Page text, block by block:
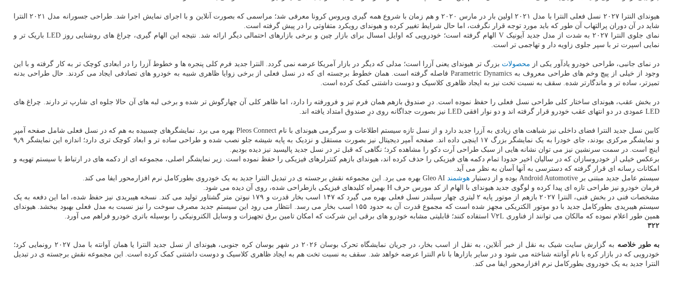
هیوندای النترا ۲۰۲۷ نسل فعلی النترا با مدل ۲۰۲۱ اولین بار در مارس ۲۰۲۰ و هم زمان با شروع همه گیری ویروس کرونا معرفی شد؛ مراسمی که بصورت آنلاین و با اجرای نمایش اجرا شد. طراحی جسورانه مدل ۲۰۲۱ النترا
شاید در آن دوران پرالتهاب آن طور که باید مورد توجه قرار نگرفت، اما حال شرایط تغییر کرده و هیوندای رویکرد متفاوتی را در پیش گرفته است.
نمای جلوی النترا ۲۰۲۷ به شدت از مدل جدید آیونیک V الهام گرفته است؛ خودرویی که اوایل امسال برای بازار چین و برخی بازارهای احتمالی دیگر ارائه شد. نتیجه این الهام گیری، چراغ های روشنایی روز LED باریک تر و
نمایی اسپرت تر با سپر جلوی زاویه دار و تهاجمی تر است.
در نمای جانبی، طراحی خودرو یادآور یکی از محصولات بزرگ تر هیوندای یعنی آزرا است؛ مدلی که دیگر در بازار آمریکا عرضه نمی گردد. النترا جدید فرم کلی پنجره ها و خطوط آزرا را در ابعادی کوچک تر به کار گرفته و با این
وجود از خیلی از پیچ وخم های طراحی معروف به Parametric Dynamics فاصله گرفته است. همان خطوط برجسته ای که در نسل فعلی از برخی زوایا ظاهری شبیه به خودرو های تصادفی ایجاد می کردند. حال طراحی بدنه
تمیزتر، ساده تر و ماندگارتر شده. سقف به نسبت تخت نیز به ایجاد ظاهری کلاسیک و دوست داشتنی کمک کرده است.
در بخش عقب، هیوندای ساختار کلی طراحی نسل فعلی را حفظ نموده است. درِ صندوق بازهم همان فرم تیز و فرورفته را دارد، اما ظاهر کلی آن چهارگوش تر شده و برخی لبه های آن حالا جلوه ای شارپ تر دارند. چراغ های
LED عمودی در دو انتهای عقب خودرو قرار گرفته اند و دو نوار افقی LED نیز بصورت جداگانه روی درِ صندوق امتداد یافته اند.
کابین نسل جدید النترا فضای داخلی نیز شباهت های زیادی به آزرا جدید دارد و از نسل تازه سیستم اطلاعات و سرگرمی هیوندای با نام Pleos Connect بهره می برد. نمایشگرهای چسبیده به هم که در نسل فعلی شامل صفحه آمپر
و نمایشگر مرکزی بودند، جای خودرا به یک نمایشگر بزرگ ۱۷ اینچی داده اند. صفحه آمپر دیجیتال نیز بصورت مستقل و نزدیک به پایه شیشه جلو نصب شده و طراحی ساده تر و ابعاد کوچک تری دارد؛ اندازه این نمایشگر ۹٫۹
اینچ است. در سمت سرنشین نیز می توان نشانه هایی از سبک طراحی آرت دکو را مشاهده کرد؛ نگاهی که قبل تر در نسل جدید پالیسید نیز دیده بودیم.
برعکس خیلی از خودروسازان که در سالیان اخیر حدودا تمام دکمه های فیزیکی را حذف کرده اند، هیوندای بازهم کنترلرهای فیزیکی را حفظ نموده است. زیر نمایشگر اصلی، مجموعه ای از دکمه های در ارتباط با سیستم تهویه و
امکانات رسانه ای قرار گرفته که دسترسی به آنها آسان به نظر می آید.
سیستم عامل جدید مبتنی بر Android Automotive بوده و از دستیار
هوشمند
فرمان خودرو نیز طراحی تازه ای پیدا کرده و لوگوی جدید هیوندای با الهام از کد مورس حرف H بهمراه کلیدهای فیزیکی بازطراحی شده، روی آن دیده می شود.
مشخصات فنی در بخش فنی، النترا ۲۰۲۷ بازهم از موتور پایه ۲ لیتری چهار سیلندر نسل فعلی بهره می گیرد که ۱۴۷ اسب بخار قدرت و ۱۷۹ نیوتن متر گشتاور تولید می کند. نسخه هیبریدی نیز حفظ شده، اما این دفعه به یک
سیستم هیبریدی بطورکامل جدید با دو موتور الکتریکی مجهز شده است که مجموع قدرت آن به حدود ۱۵۵ اسب بخار می رسد. انتظار می رود این سیستم جدید مصرف سوخت را نیز نسبت به مدل فعلی بهبود ببخشد. هیوندای
همین طور اعلام نموده که مالکان می توانند از فناوری V۲L استفاده کنند؛ قابلیتی مشابه خودرو های برقی این شرکت که امکان تامین برق تجهیزات و وسایل الکترونیکی را بوسیله باتری خودرو فراهم می آورد.
۳۲۲
به طور خلاصه
به گزارش سایت شیک به نقل از خبر آنلاین، به نقل از اسب بخار، در جریان نمایشگاه تحرک بوسان ۲۰۲۶ در شهر بوسان کره جنوبی، هیوندای از نسل جدید النترا یا همان آوانته با مدل ۲۰۲۷ رونمایی کرد؛
خودرویی که در بازار کره با نام آوانته شناخته می شود و در سایر بازارها با نام النترا عرضه خواهد شد. سقف به نسبت تخت هم به ایجاد ظاهری کلاسیک و دوست داشتنی کمک کرده است. این مجموعه نقش برجسته ی در تبدیل
النترا جدید به یک خودروی بطورکامل نرم افزارمحور ایفا می کند.